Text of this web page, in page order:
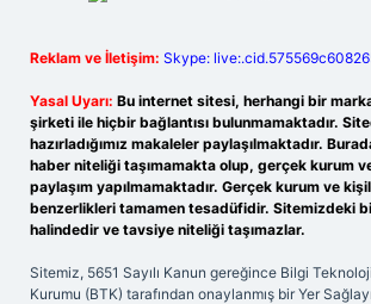
Reklam ve İletişim: Skype:
Yasal Uyarı: Bu internet sitesi, herhangi bir
şirketi ile hiçbir bağlantısı bulunmamaktadır.
hazırladığımız makaleler paylaşılmaktadır.
haber niteliği taşımamakta olup, gerçek kurum
paylaşım yapılmamaktadır. Gerçek kurum ve
benzerlikleri tamamen tesadüfidir. Sitemizdeki
halindedir ve tavsiye niteliği taşımazlar.
Sitemiz, 5651 Sayılı Kanun gereğince Bilgi
Kurumu (BTK) tarafından onaylanmış bir Yer